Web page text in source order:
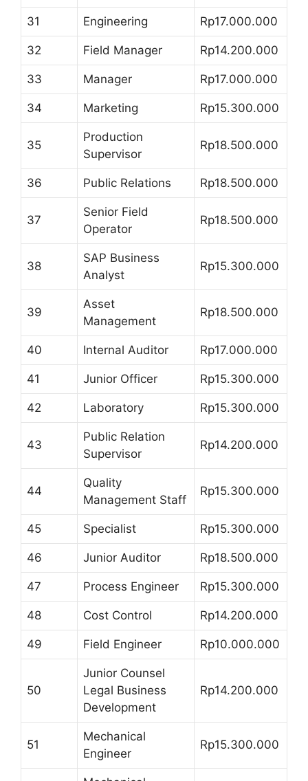
31 Engineering Rp17.000.000
32 Field Manager Rp14.200.000
33 Manager Rp17.000.000
34 Marketing Rp15.300.000
35
Production
Supervisor
Rp18.500.000
36 Public Relations Rp18.500.000
37
Senior Field
Operator
Rp18.500.000
38
SAP Business
Analyst
Rp15.300.000
39
Asset
Management
Rp18.500.000
40 Internal Auditor Rp17.000.000
41 Junior Officer Rp15.300.000
42 Laboratory Rp15.300.000
43
Public Relation
Supervisor
Rp14.200.000
44
Quality
Management Staff
Rp15.300.000
45 Specialist Rp15.300.000
46 Junior Auditor Rp18.500.000
47 Process Engineer Rp15.300.000
48 Cost Control Rp14.200.000
49 Field Engineer Rp10.000.000
50
Junior Counsel
Legal Business
Development
Rp14.200.000
51
Mechanical
Engineer
Rp15.300.000